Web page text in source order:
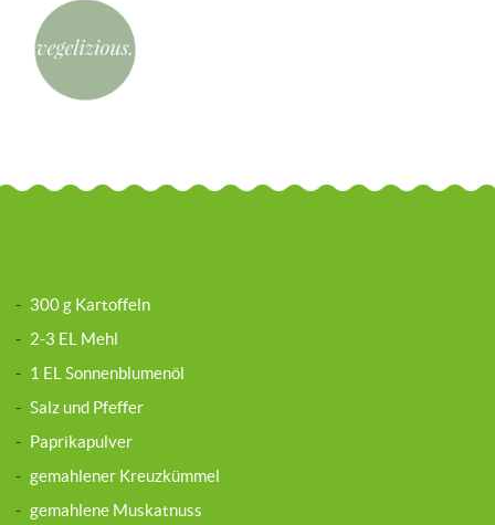
- 300 g Kartoffeln
- 2-3 EL Mehl
- 1 EL Sonnenblumenöl
- Salz und Pfeffer
- Paprikapulver
- gemahlener Kreuzkümmel
- gemahlene Muskatnuss